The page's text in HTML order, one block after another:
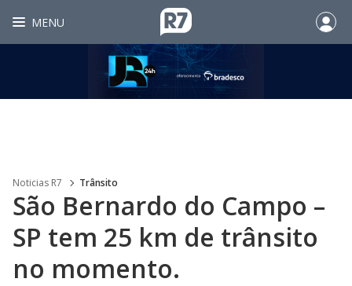
MENU
Noticias R7 Trânsito
São Bernardo do Campo –
SP tem 25 km de trânsito
no momento.